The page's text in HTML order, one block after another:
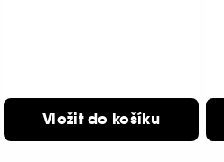
Vložit do košíku